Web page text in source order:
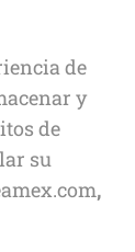
de
y
de
su
,